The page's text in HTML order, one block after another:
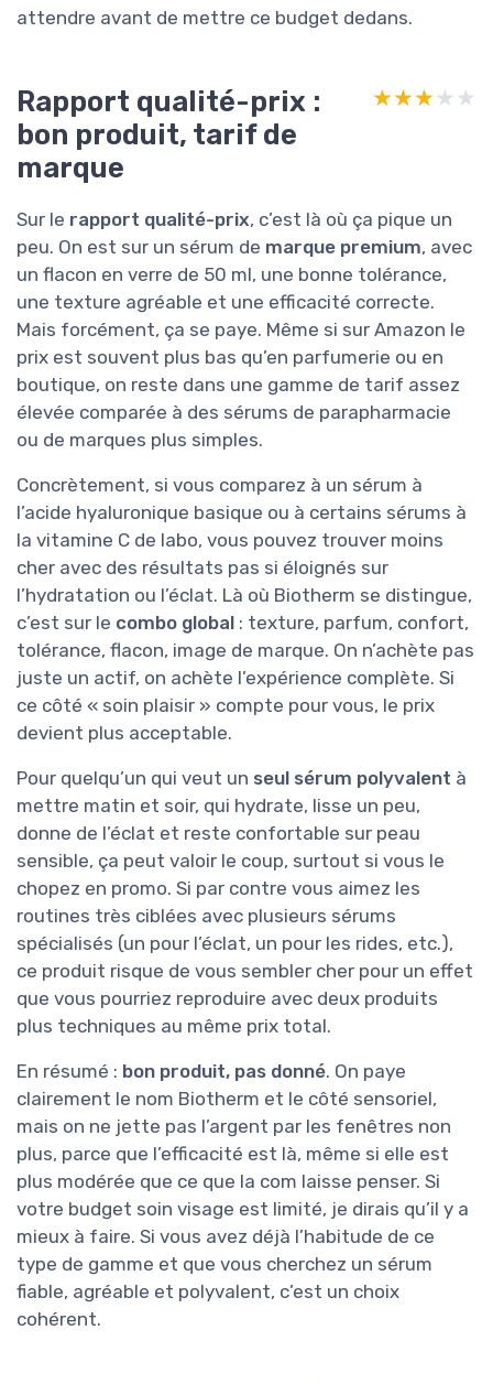
attendre avant de mettre ce budget dedans.
Rapport qualité-prix :
bon produit, tarif de
marque
★★★★★
★★★★★
Sur le rapport qualité-prix, c’est là où ça pique un
peu. On est sur un sérum de marque premium, avec
un flacon en verre de 50 ml, une bonne tolérance,
une texture agréable et une efficacité correcte.
Mais forcément, ça se paye. Même si sur Amazon le
prix est souvent plus bas qu’en parfumerie ou en
boutique, on reste dans une gamme de tarif assez
élevée comparée à des sérums de parapharmacie
ou de marques plus simples.
Concrètement, si vous comparez à un sérum à
l’acide hyaluronique basique ou à certains sérums à
la vitamine C de labo, vous pouvez trouver moins
cher avec des résultats pas si éloignés sur
l’hydratation ou l’éclat. Là où Biotherm se distingue,
c’est sur le combo global : texture, parfum, confort,
tolérance, flacon, image de marque. On n’achète pas
juste un actif, on achète l’expérience complète. Si
ce côté « soin plaisir » compte pour vous, le prix
devient plus acceptable.
Pour quelqu’un qui veut un seul sérum polyvalent à
mettre matin et soir, qui hydrate, lisse un peu,
donne de l’éclat et reste confortable sur peau
sensible, ça peut valoir le coup, surtout si vous le
chopez en promo. Si par contre vous aimez les
routines très ciblées avec plusieurs sérums
spécialisés (un pour l’éclat, un pour les rides, etc.),
ce produit risque de vous sembler cher pour un effet
que vous pourriez reproduire avec deux produits
plus techniques au même prix total.
En résumé : bon produit, pas donné. On paye
clairement le nom Biotherm et le côté sensoriel,
mais on ne jette pas l’argent par les fenêtres non
plus, parce que l’efficacité est là, même si elle est
plus modérée que ce que la com laisse penser. Si
votre budget soin visage est limité, je dirais qu’il y a
mieux à faire. Si vous avez déjà l’habitude de ce
type de gamme et que vous cherchez un sérum
fiable, agréable et polyvalent, c’est un choix
cohérent.